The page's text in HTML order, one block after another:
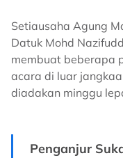
Setiausaha Agung
Datuk Mohd
membuat beberapa
acara di luar
diadakan minggu
Penganjur